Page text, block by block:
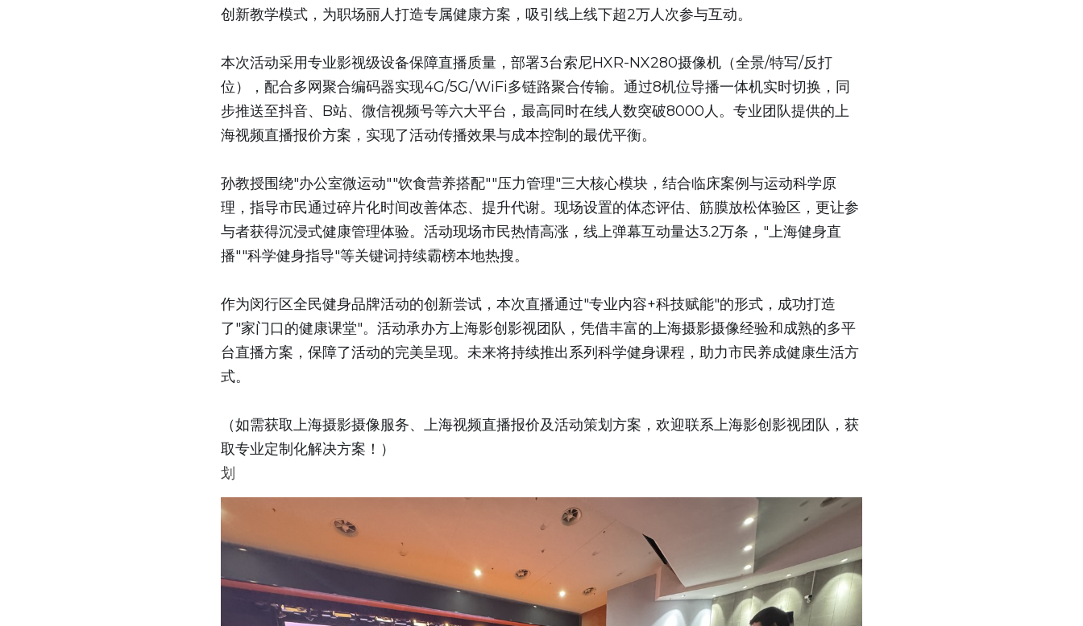
创新教学模式，为职场丽人打造专属健康方案，吸引线上线下超2万人次参与互动。
本次活动采用专业影视级设备保障直播质量，部署3台索尼HXR-NX280摄像机（全景/特写/反打
位），配合多网聚合编码器实现4G/5G/WiFi多链路聚合传输。通过8机位导播一体机实时切换，同
步推送至抖音、B站、微信视频号等六大平台，最高同时在线人数突破8000人。专业团队提供的上
海视频直播报价方案，实现了活动传播效果与成本控制的最优平衡。
孙教授围绕"办公室微运动""饮食营养搭配""压力管理"三大核心模块，结合临床案例与运动科学原
理，指导市民通过碎片化时间改善体态、提升代谢。现场设置的体态评估、筋膜放松体验区，更让参
与者获得沉浸式健康管理体验。活动现场市民热情高涨，线上弹幕互动量达3.2万条，"上海健身直
播""科学健身指导"等关键词持续霸榜本地热搜。
作为闵行区全民健身品牌活动的创新尝试，本次直播通过"专业内容+科技赋能"的形式，成功打造
了"家门口的健康课堂"。活动承办方上海影创影视团队，凭借丰富的上海摄影摄像经验和成熟的多平
台直播方案，保障了活动的完美呈现。未来将持续推出系列科学健身课程，助力市民养成健康生活方
式。
（如需获取上海摄影摄像服务、上海视频直播报价及活动策划方案，欢迎联系上海影创影视团队，获
取专业定制化解决方案！）
划